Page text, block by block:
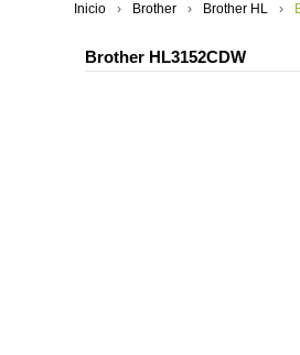
Inicio Brother Brother HL
Brother HL3152CDW